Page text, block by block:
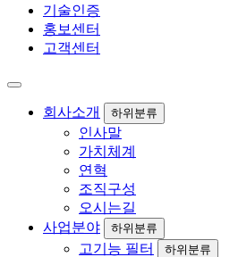
기술인증
홍보센터
고객센터
회사소개 하위분류
인사말
가치체계
연혁
조직구성
오시는길
사업분야
하위분류
고기능 필터 하위분류